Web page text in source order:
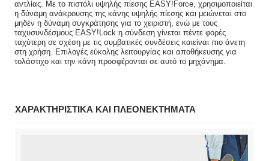
αντλίας. Με το πιστόλι υψηλής πίεσης EASY!Force, χρησιμοποιείται
η δύναμη ανάκρουσης της κάνης υψηλής πίεσης και μειώνεται στο
μηδέν η δύναμη συγκράτησης για το χειριστή, ενώ με τους
ταχυσυνδέσμους EASY!Lock η σύνδεση γίνεται πέντε φορές
ταχύτερη σε σχέση με τις συμβατικές συνδέσεις καιείναι πιο άνετη
στη χρήση. Επιλογές εύκολης λειτουργίας και αποθήκευσης για
τολάστιχο και την κάνη προσφέρονται σε αυτό το μηχάνημα.
ΧΑΡΑΚΤΗΡΙΣΤΙΚΑ ΚΑΙ ΠΛΕΟΝΕΚΤΗΜΑΤΑ